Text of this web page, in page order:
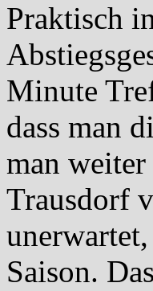
Praktisch
Minute
dass man
man
Trausdorf
Saison.